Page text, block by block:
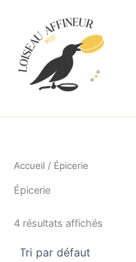
contenu
Accueil / Épicerie
Épicerie
4 résultats affichés